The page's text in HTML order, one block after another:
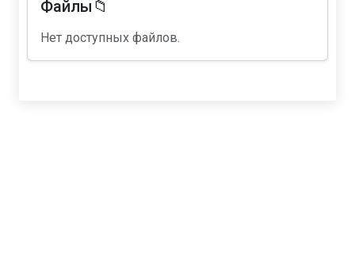
Файлы📁
Нет доступных файлов.